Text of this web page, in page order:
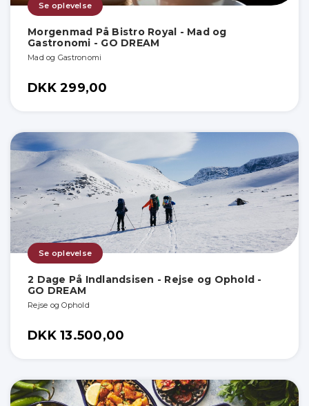
Se oplevelse
Morgenmad På Bistro Royal - Mad og
Gastronomi - GO DREAM
Mad og Gastronomi
DKK 299,00
Se oplevelse
2 Dage På Indlandsisen - Rejse og Ophold -
GO DREAM
Rejse og Ophold
DKK 13.500,00